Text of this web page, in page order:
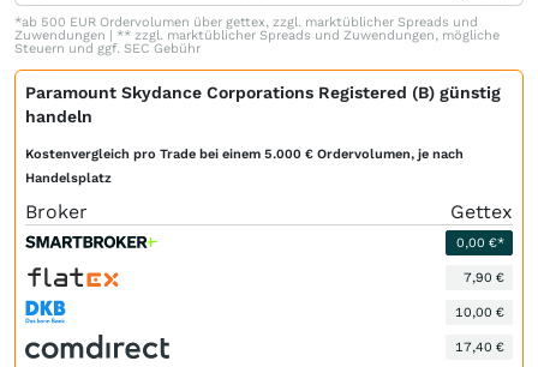
*ab 500 EUR Ordervolumen über gettex, zzgl. marktüblicher Spreads und
Zuwendungen | ** zzgl. marktüblicher Spreads und Zuwendungen, mögliche
Steuern und ggf. SEC Gebühr
Paramount Skydance Corporations Registered (B) günstig
handeln
Kostenvergleich pro Trade bei einem 5.000 € Ordervolumen, je nach
Handelsplatz
Broker Gettex
0,00 €*
7,90 €
10,00 €
17,40 €